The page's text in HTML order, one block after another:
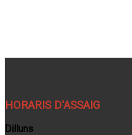
HORARIS D'ASSAIG
Dilluns